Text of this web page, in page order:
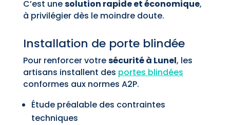
C’est unesolution rapide et économique,
à privilégier dès le moindre doute.
Installation de porte blindée
Pour renforcer votresécurité à Lunel, les
artisans installent des portes blindées
conformes aux normes A2P.
Étude préalable des contraintes
techniques